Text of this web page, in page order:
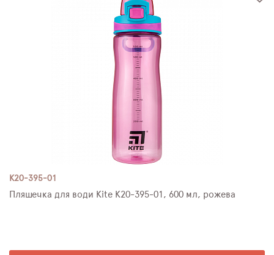
K20-395-01
Пляшечка для води Kite K20-395-01, 600 мл, рожева